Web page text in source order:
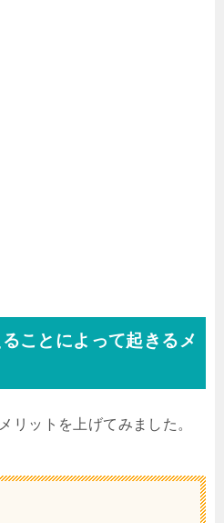
ことによって起きるメ
リットを上げてみました。